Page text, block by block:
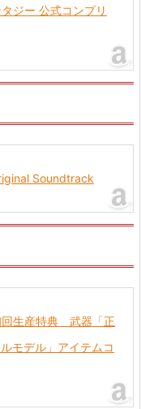
ジー 公式コンプリ
Soundtrack
生産特典 武器「正
モデル」アイテムコ